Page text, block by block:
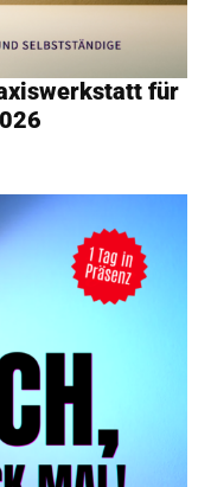
für